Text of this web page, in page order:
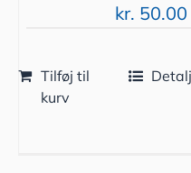
kr. 50.00
Tilføj til
kurv